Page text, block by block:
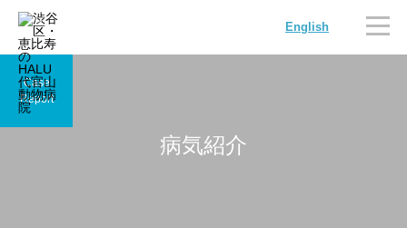
English
病気紹介
Case
Report